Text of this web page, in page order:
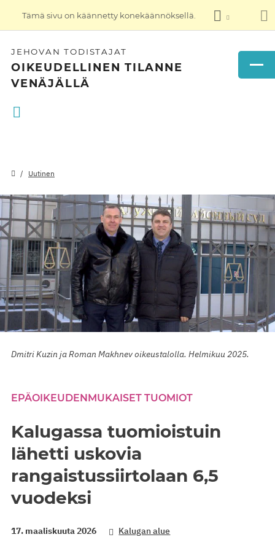
Tämä sivu on käännetty konekäännöksellä.
JEHOVAN TODISTAJAT
OIKEUDELLINEN TILANNE
VENÄJÄLLÄ
Uutinen
Dmitri Kuzin ja Roman Makhnev oikeustalolla. Helmikuu 2025.
EPÄOIKEUDENMUKAISET TUOMIOT
Kalugassa tuomioistuin
lähetti uskovia
rangaistussiirtolaan 6,5
vuodeksi
17. maaliskuuta 2026 Kalugan alue